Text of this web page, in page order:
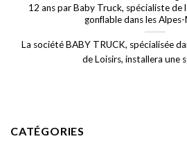
12 ans par Baby Truck, spécialiste
gonflable dans les
La société BABY TRUCK, spécialisée
de Loisirs, installera une
CATÉGORIES